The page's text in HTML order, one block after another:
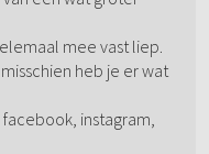
mee vast liep.
heb je er wat
instagram,